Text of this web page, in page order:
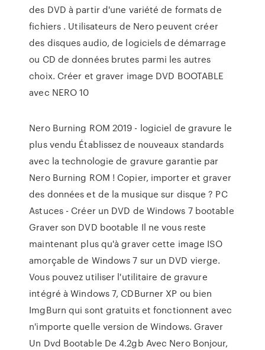
des DVD à partir d'une variété de formats de
fichiers . Utilisateurs de Nero peuvent créer
des disques audio, de logiciels de démarrage
ou CD de données brutes parmi les autres
choix. Créer et graver image DVD BOOTABLE
avec NERO 10
Nero Burning ROM 2019 - logiciel de gravure le
plus vendu Établissez de nouveaux standards
avec la technologie de gravure garantie par
Nero Burning ROM ! Copier, importer et graver
des données et de la musique sur disque ? PC
Astuces - Créer un DVD de Windows 7 bootable
Graver son DVD bootable Il ne vous reste
maintenant plus qu'à graver cette image ISO
amorçable de Windows 7 sur un DVD vierge.
Vous pouvez utiliser l'utilitaire de gravure
intégré à Windows 7, CDBurner XP ou bien
ImgBurn qui sont gratuits et fonctionnent avec
n'importe quelle version de Windows. Graver
Un Dvd Bootable De 4.2gb Avec Nero Bonjour,